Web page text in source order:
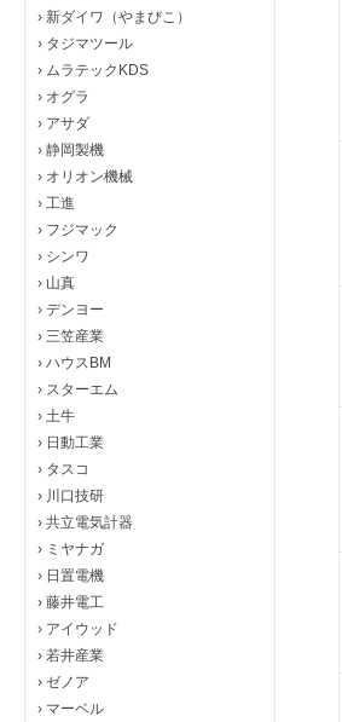
› 新ダイワ（やまびこ）
› タジマツール
› ムラテックKDS
› オグラ
› アサダ
› 静岡製機
› オリオン機械
› 工進
› フジマック
› シンワ
› 山真
› デンヨー
› 三笠産業
› ハウスBM
› スターエム
› 土牛
› 日動工業
› タスコ
› 川口技研
› 共立電気計器
› ミヤナガ
› 日置電機
› 藤井電工
› アイウッド
› 若井産業
› ゼノア
› マーベル